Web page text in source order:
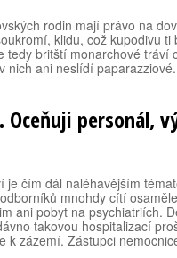
rodin mají právo na
klidu, což kupodivu ti
tedy britští monarchové tráví
nich ani neslídí paparazziové.
personál,
je čím dál naléhavějším
mnohdy cítí
ani pobyt na psychiatriích.
takovou hospitalizací
k zázemí. Zástupci